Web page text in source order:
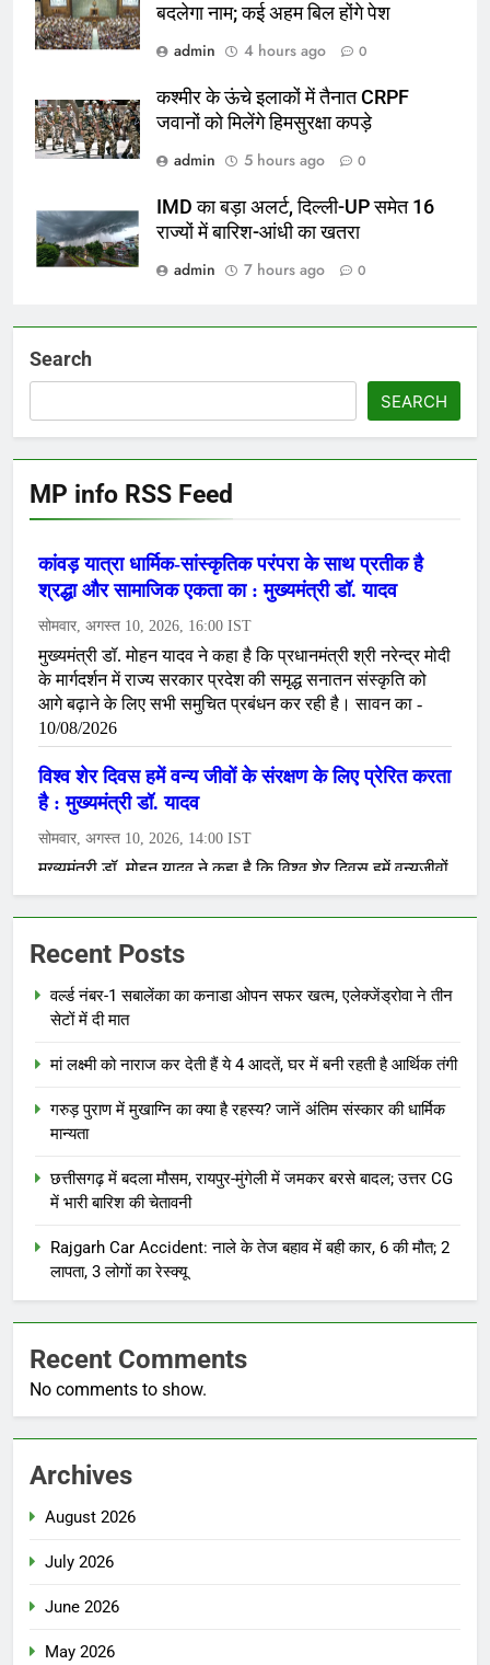
बदलेगा नाम; कई अहम बिल होंगे पेश
admin
4 hours ago 0
कश्मीर के ऊंचे इलाकों में तैनात CRPF
जवानों को मिलेंगे हिमसुरक्षा कपड़े
admin
5 hours ago 0
IMD का बड़ा अलर्ट, दिल्ली-UP समेत 16
राज्यों में बारिश-आंधी का खतरा
admin
7 hours ago 0
Search
SEARCH
MP info RSS Feed
Recent Posts
वर्ल्ड नंबर-1 सबालेंका का कनाडा ओपन सफर खत्म, एलेक्जेंड्रोवा ने तीन
सेटों में दी मात
मां लक्ष्मी को नाराज कर देती हैं ये 4 आदतें, घर में बनी रहती है आर्थिक तंगी
गरुड़ पुराण में मुखाग्नि का क्या है रहस्य? जानें अंतिम संस्कार की धार्मिक
मान्यता
छत्तीसगढ़ में बदला मौसम, रायपुर-मुंगेली में जमकर बरसे बादल; उत्तर CG
में भारी बारिश की चेतावनी
Rajgarh Car Accident: नाले के तेज बहाव में बही कार, 6 की मौत; 2
लापता, 3 लोगों का रेस्क्यू
Recent Comments
No comments to show.
Archives
August 2026
July 2026
June 2026
May 2026